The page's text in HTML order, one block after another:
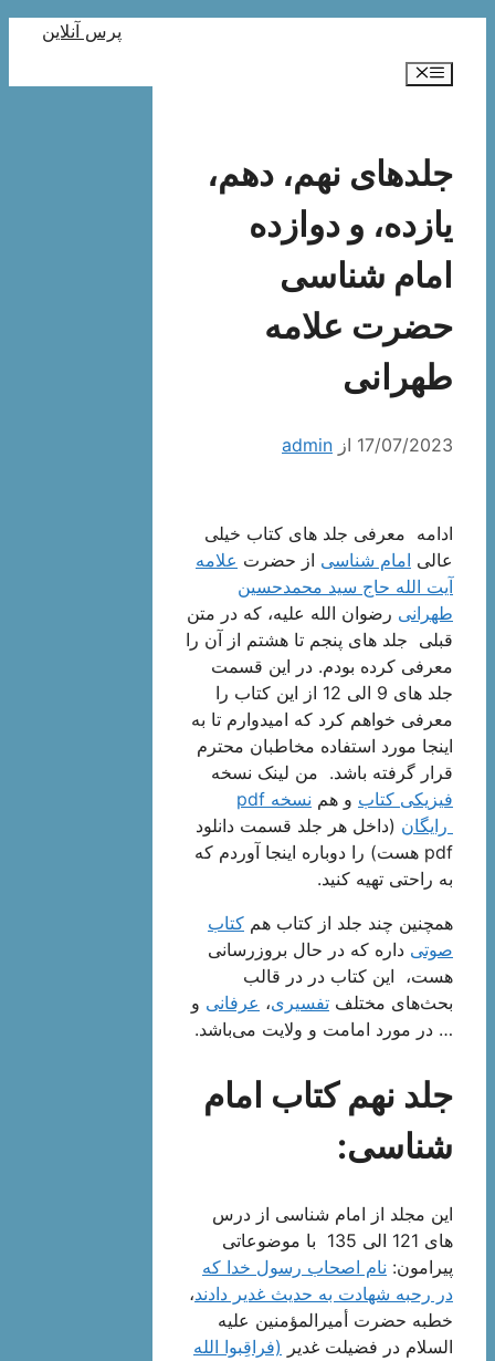
پرس آنلاین
فهرست
جلدهای نهم، دهم،
یازده، و دوازده
امام شناسی
حضرت علامه
طهرانی
17/07/2023 از admin
ادامه معرفی جلد های کتاب خیلی
عالی امام شناسی از حضرتعلامه
آیت الله حاج سید محمدحسین
طهرانی رضوان الله علیه، که در متن
قبلی جلد های پنجم تا هشتم از آن را
معرفی کرده بودم. در این قسمت
جلد های 9 الی 12 از این کتاب را
معرفی خواهم کرد که امیدوارم تا به
اینجا مورد استفاده مخاطبان محترم
قرار گرفته باشد. من لینک نسخه
فیزیکی کتابو هم
نسخه pdf
رایگان(داخل هر جلد قسمت دانلود
pdf هست) را دوباره اینجا آوردم که
به راحتی تهیه کنید.
همچنین چند جلد از کتاب همکتاب
صوتی داره که در حال بروزرسانی
هست، این کتاب در در قالب
بحث‌های مختلفتفسیری،عرفانی و
… در مورد امامت و ولایت می‌باشد.
جلد نهم کتاب امام
شناسی:
این مجلد از امام شناسی از درس
های 121 الی 135 با موضوعاتی
پیرامون:نام اصحاب رسول خدا كه
در رحبه شهادت به حدیث غدیر دادند،
خطبه حضرت أمیرالمؤمنین علیه
السلام در فضیلت غدیر (فراقِبوا الله